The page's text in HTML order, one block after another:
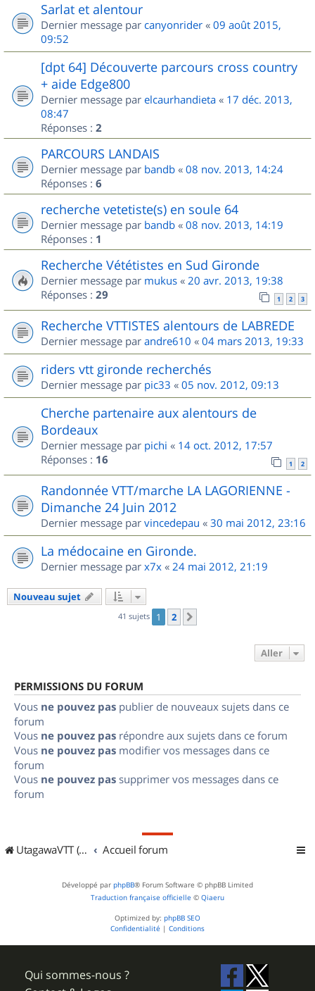
Sarlat et alentour
Dernier message par canyonrider « 09 août 2015,
09:52
[dpt 64] Découverte parcours cross country
+ aide Edge800
Dernier message par elcaurhandieta « 17 déc. 2013,
08:47
Réponses : 2
PARCOURS LANDAIS
Dernier message par bandb « 08 nov. 2013, 14:24
Réponses : 6
recherche vetetiste(s) en soule 64
Dernier message par bandb « 08 nov. 2013, 14:19
Réponses : 1
Recherche Vététistes en Sud Gironde
Dernier message par mukus « 20 avr. 2013, 19:38
Réponses : 29 1 2 3
Recherche VTTISTES alentours de LABREDE
Dernier message par andre610 « 04 mars 2013, 19:33
riders vtt gironde recherchés
Dernier message par pic33 « 05 nov. 2012, 09:13
Cherche partenaire aux alentours de
Bordeaux
Dernier message par pichi « 14 oct. 2012, 17:57
Réponses : 16 1 2
Randonnée VTT/marche LA LAGORIENNE -
Dimanche 24 Juin 2012
Dernier message par vincedepau « 30 mai 2012, 23:16
La médocaine en Gironde.
Dernier message par x7x « 24 mai 2012, 21:19
Nouveau sujet
41 sujets 1 2
Aller
PERMISSIONS DU FORUM
Vous ne pouvez pas publier de nouveaux sujets dans ce
forum
Vous ne pouvez pas répondre aux sujets dans ce forum
Vous ne pouvez pas modifier vos messages dans ce
forum
Vous ne pouvez pas supprimer vos messages dans ce
forum
UtagawaVTT (Randos VTT et VTTAE avec traces GPS) Accueil forum
Développé par phpBB® Forum Software © phpBB Limited
Traduction française officielle © Qiaeru
Optimized by: phpBB SEO
Confidentialité | Conditions
Qui sommes-nous ?